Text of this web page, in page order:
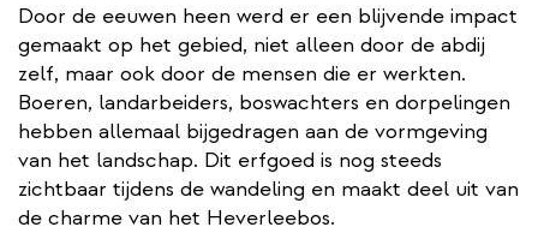
Door de eeuwen heen werd er een blijvende impact
gemaakt op het gebied, niet alleen door de abdij
zelf, maar ook door de mensen die er werkten.
Boeren, landarbeiders, boswachters en dorpelingen
hebben allemaal bijgedragen aan de vormgeving
van het landschap. Dit erfgoed is nog steeds
zichtbaar tijdens de wandeling en maakt deel uit van
de charme van het Heverleebos.